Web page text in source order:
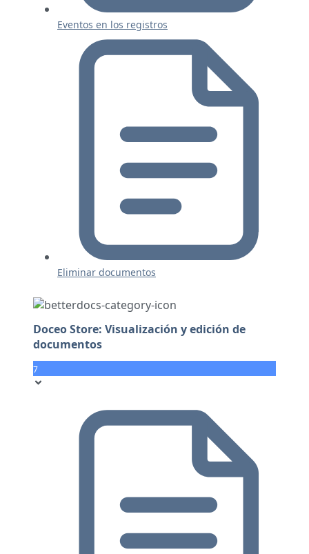
Eventos en los registros
Eliminar documentos
Doceo Store: Visualización y edición de
documentos
7